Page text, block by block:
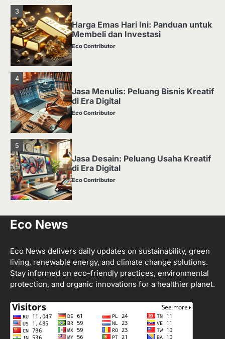
3
Harga Emas Hari Ini: Panduan untuk
Membeli dan Investasi
Eco Contributor
4
Jasa Menulis: Peluang Bisnis Kreatif
di Era Digital
Eco Contributor
5
Jasa Desain: Peluang Usaha Kreatif
di Era Digital
Eco Contributor
Eco Contributor
Sederhana untuk Pemula
Eco Contributor
Eco News
Eco News delivers daily updates on sustainability, green
living, renewable energy, and climate change solutions.
Stay informed on eco-friendly practices, environmental
protection, and organic innovations for a healthier planet.